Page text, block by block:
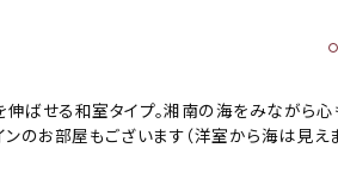
伸ばせる和室タイプ。湘南の海をみながら
ンのお部屋もございます（洋室から海は見え